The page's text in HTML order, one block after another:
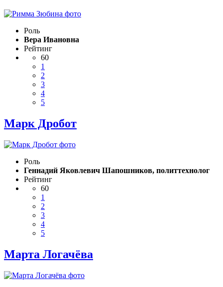
Роль
Вера Ивановна
Рейтинг
60
1
2
3
4
5
Марк Дробот
Роль
Геннадий Яковлевич Шапошников, политтехнолог
Рейтинг
60
1
2
3
4
5
Марта Логачёва